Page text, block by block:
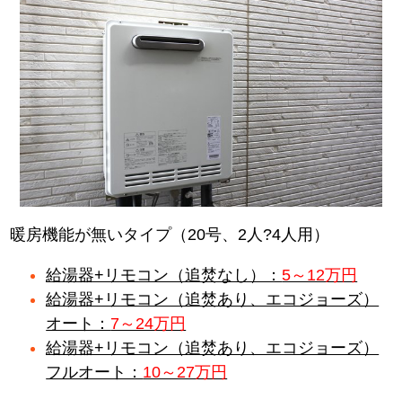
暖房機能が無いタイプ（20号、2人?4人用）
給湯器+リモコン（追焚なし）：5～12万円
給湯器+リモコン（追焚あり、エコジョーズ）
オート： 7～24万円
給湯器+リモコン（追焚あり、エコジョーズ）
フルオート： 10～27万円